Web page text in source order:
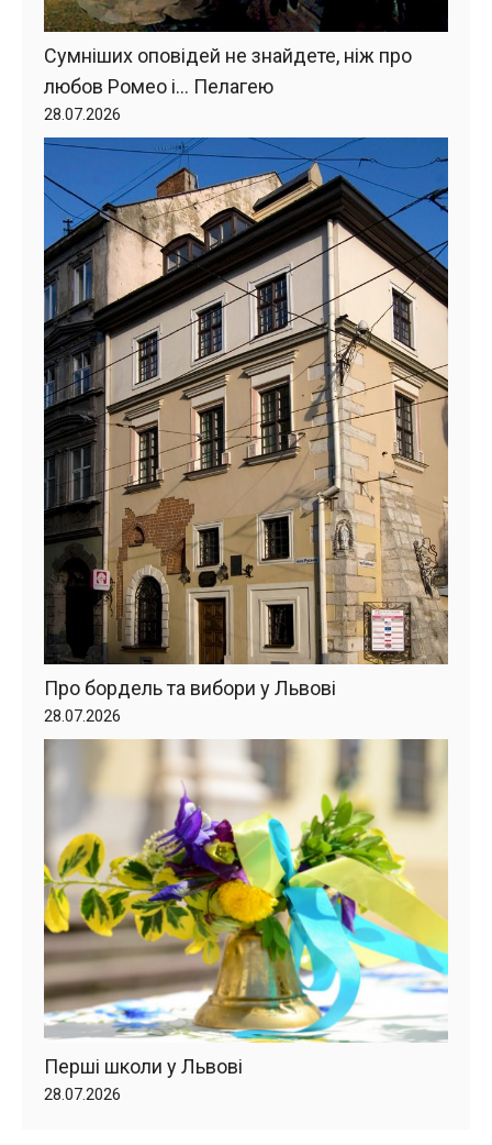
Сумніших оповідей не знайдете, ніж про
любов Ромео і… Пелагею
28.07.2026
Про бордель та вибори у Львові
28.07.2026
Перші школи у Львові
28.07.2026